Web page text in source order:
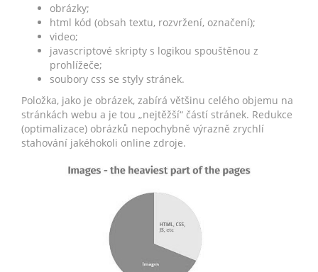
obrázky;
html kód (obsah textu, rozvržení, označení);
video;
javascriptové skripty s logikou spouštěnou z
prohlížeče;
soubory css se styly stránek.
Položka, jako je obrázek, zabírá většinu celého objemu na
stránkách webu a je tou „nejtěžší“ částí stránek. Redukce
(optimalizace) obrázků nepochybně výrazně zrychlí
stahování jakéhokoli online zdroje.